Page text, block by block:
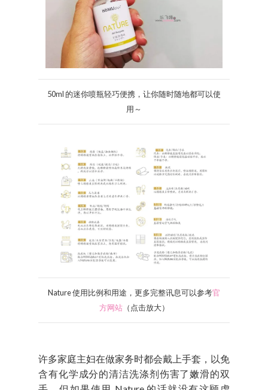
50ml 的迷你喷瓶轻巧便携，让你随时随地都可以使
用～
Nature 使用比例和用途，更多完整讯息可以参考官
方网站（点击放大）
许多家庭主妇在做家务时都会戴上手套，以免
含有化学成分的清洁洗涤剂伤害了嫩滑的双